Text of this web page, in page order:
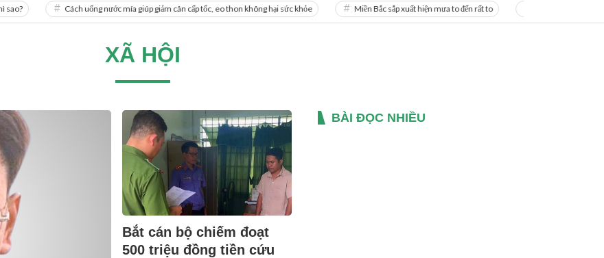
Cách uống nước mía giúp giảm cân cấp tốc, eo thon không hại sức khỏe Miền Bắc sắp xuất hiện mưa to đến rất to Danh tính người phụ nữ bị
XÃ HỘI
Bắt cán bộ chiếm đoạt
500 triệu đồng tiền cứu
BÀI ĐỌC NHIỀU